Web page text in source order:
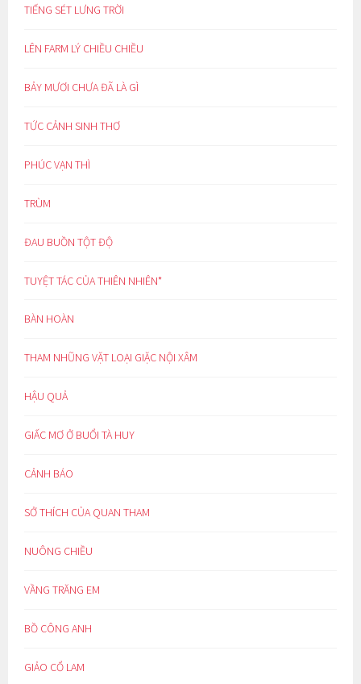
TIẾNG SÉT LƯNG TRỜI
LÊN FARM LÝ CHIỀU CHIỀU
BẢY MƯƠI CHƯA ĐÃ LÀ GÌ
TỨC CẢNH SINH THƠ
PHÚC VẠN THÌ
TRÙM
ĐAU BUỒN TỘT ĐỘ
TUYỆT TÁC CỦA THIÊN NHIÊN*
BÀN HOÀN
THAM NHŨNG VẶT LOẠI GIẶC NỘI XÂM
HẬU QUẢ
GIẤC MƠ Ở BUỔI TÀ HUY
CẢNH BÁO
SỞ THÍCH CỦA QUAN THAM
NUÔNG CHIỀU
VẦNG TRĂNG EM
BỒ CÔNG ANH
GIẢO CỔ LAM